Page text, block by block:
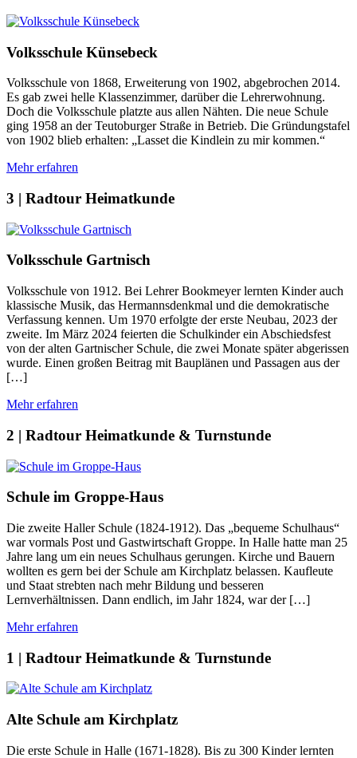
Volksschule Künsebeck
Volksschule von 1868, Erweiterung von 1902, abgebrochen 2014.
Es gab zwei helle Klassenzimmer, darüber die Lehrerwohnung.
Doch die Volksschule platzte aus allen Nähten. Die neue Schule
ging 1958 an der Teutoburger Straße in Betrieb. Die Gründungstafel
von 1902 blieb erhalten: „Lasset die Kindlein zu mir kommen.“
Mehr erfahren
3 | Radtour Heimatkunde
Volksschule Gartnisch
Volksschule von 1912. Bei Lehrer Bookmeyer lernten Kinder auch
klassische Musik, das Hermannsdenkmal und die demokratische
Verfassung kennen. Um 1970 erfolgte der erste Neubau, 2023 der
zweite. Im März 2024 feierten die Schulkinder ein Abschiedsfest
von der alten Gartnischer Schule, die zwei Monate später abgerissen
wurde. Einen großen Beitrag mit Bauplänen und Passagen aus der
[…]
Mehr erfahren
2 | Radtour Heimatkunde & Turnstunde
Schule im Groppe-Haus
Die zweite Haller Schule (1824-1912). Das „bequeme Schulhaus“
war vormals Post und Gastwirtschaft Groppe. In Halle hatte man 25
Jahre lang um ein neues Schulhaus gerungen. Kirche und Bauern
wollten es gern bei der Schule am Kirchplatz belassen. Kaufleute
und Staat strebten nach mehr Bildung und besseren
Lernverhältnissen. Dann endlich, im Jahr 1824, war der […]
Mehr erfahren
1 | Radtour Heimatkunde & Turnstunde
Alte Schule am Kirchplatz
Die erste Schule in Halle (1671-1828). Bis zu 300 Kinder lernten